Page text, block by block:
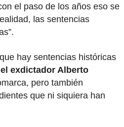
el paso de los años eso se
las sentencias
hay sentencias históricas
el exdictador Alberto
pero también
que ni siquiera han